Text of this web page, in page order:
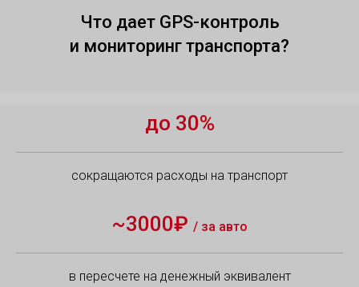
Что дает GPS-контроль
и мониторинг транспорта?
до 30%
сокращаются расходы на транспорт
~3000₽ / за авто
в пересчете на денежный эквивалент